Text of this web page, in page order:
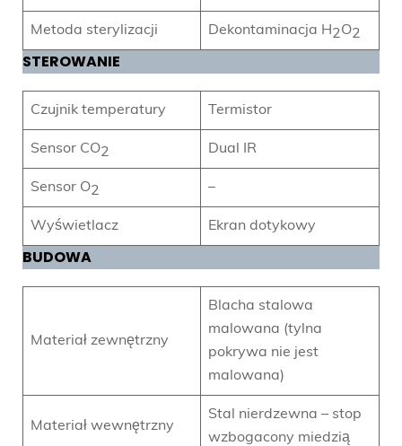
Metoda sterylizacji Dekontaminacja H2O2
STEROWANIE
Czujnik temperatury Termistor
Sensor CO2 Dual IR
Sensor O2 –
Wyświetlacz Ekran dotykowy
BUDOWA
Materiał zewnętrzny
Blacha stalowa
malowana (tylna
pokrywa nie jest
malowana)
Materiał wewnętrzny
Stal nierdzewna – stop
wzbogacony miedzią